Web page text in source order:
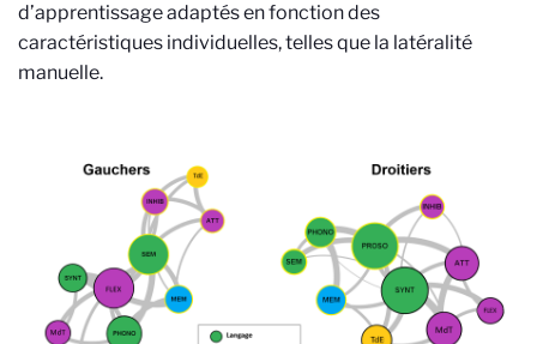
d’apprentissage adaptés en fonction des
caractéristiques individuelles, telles que la latéralité
manuelle.